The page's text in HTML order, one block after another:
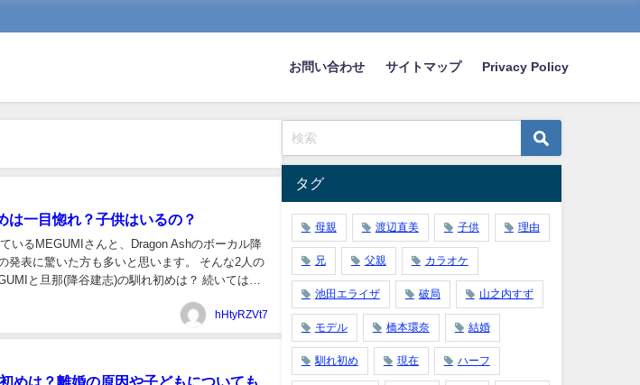
お問い合わせ サイトマップ Privacy Policy
は一目惚れ？子供はいるの？
いるMEGUMIさんと、Dragon Ashのボーカル降
hHtyRZVt7
めは？離婚の原因や子どもについても
タグ
母親 渡辺直美 子供 理由
兄 父親 カラオケ
池田エライザ 破局 山之内すず
モデル 橋本環奈 結婚
馴れ初め 現在 ハーフ